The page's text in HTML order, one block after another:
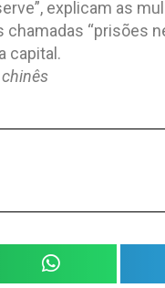
explicam as
“prisões
capital.